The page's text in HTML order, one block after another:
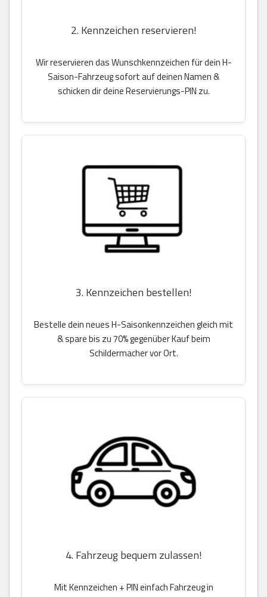
2. Kennzeichen reservieren!
Wir reservieren das Wunschkennzeichen für dein H-
Saison-Fahrzeug sofort auf deinen Namen &
schicken dir deine Reservierungs-PIN zu.
3. Kennzeichen bestellen!
Bestelle dein neues H-Saisonkennzeichen gleich mit
& spare bis zu 70% gegenüber Kauf beim
Schildermacher vor Ort.
4. Fahrzeug bequem zulassen!
Mit Kennzeichen + PIN einfach Fahrzeug in